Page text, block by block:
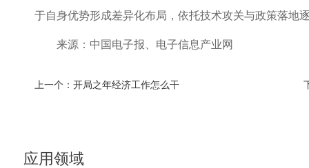
于自身优势形成差异化布局，依托技术攻关与政策落地
来源：中国电子报、电子信息产业网
上一个： 开局之年经济工作怎么干
应用领域